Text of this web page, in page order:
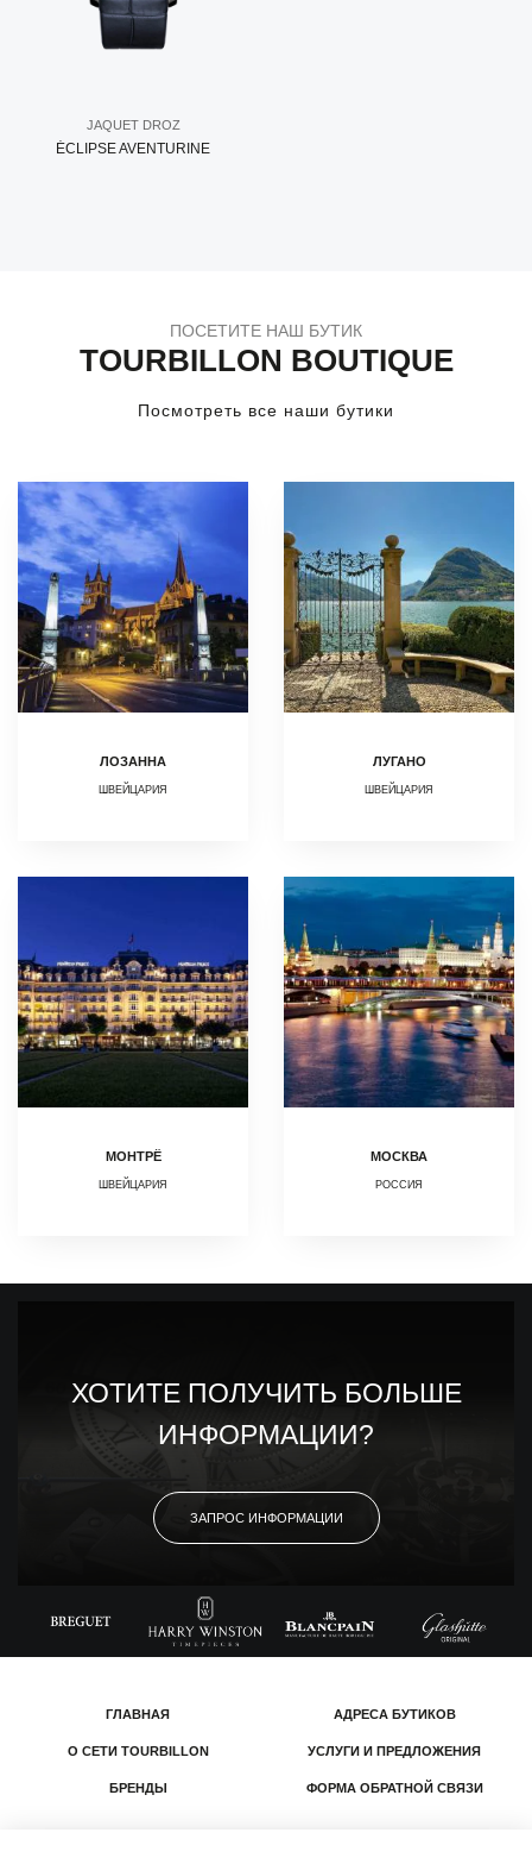
JAQUET DROZ
ÉCLIPSE AVENTURINE
ПОСЕТИТЕ НАШ БУТИК
TOURBILLON BOUTIQUE
Посмотреть все наши бутики
ЛОЗАННА
ШВЕЙЦАРИЯ
ЛУГАНО
ШВЕЙЦАРИЯ
МОНТРЁ
ШВЕЙЦАРИЯ
МОСКВА
РОССИЯ
ХОТИТЕ ПОЛУЧИТЬ БОЛЬШЕ
ИНФОРМАЦИИ?
ЗАПРОС ИНФОРМАЦИИ
ГЛАВНАЯ
О СЕТИ TOURBILLON
БРЕНДЫ
АДРЕСА БУТИКОВ
УСЛУГИ И ПРЕДЛОЖЕНИЯ
ФОРМА ОБРАТНОЙ СВЯЗИ